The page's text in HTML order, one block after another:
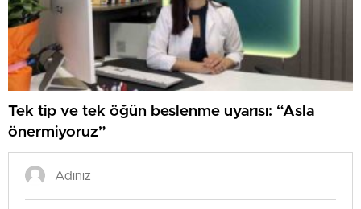
Tek tip ve tek öğün beslenme uyarısı: “Asla
önermiyoruz”